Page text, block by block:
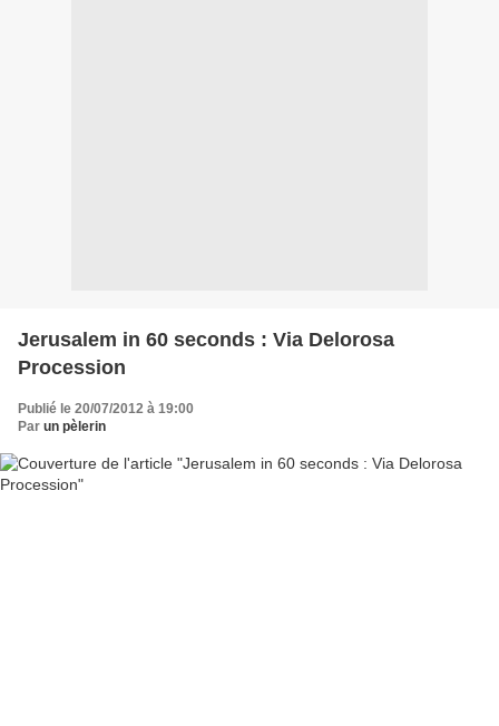
Jerusalem in 60 seconds : Via Delorosa
Procession
Publié le 20/07/2012 à 19:00
Par un pèlerin